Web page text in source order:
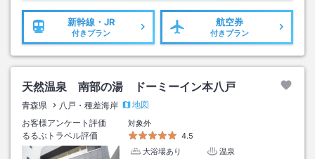
新幹線・JR
付きプラン
航空券
付きプラン
天然温泉 南部の湯 ドーミーイン本八戸
青森県 八戸・種差海岸
地図
お客様アンケート評価
対象外
るるぶトラベル評価
4.5
大浴場あり
温泉